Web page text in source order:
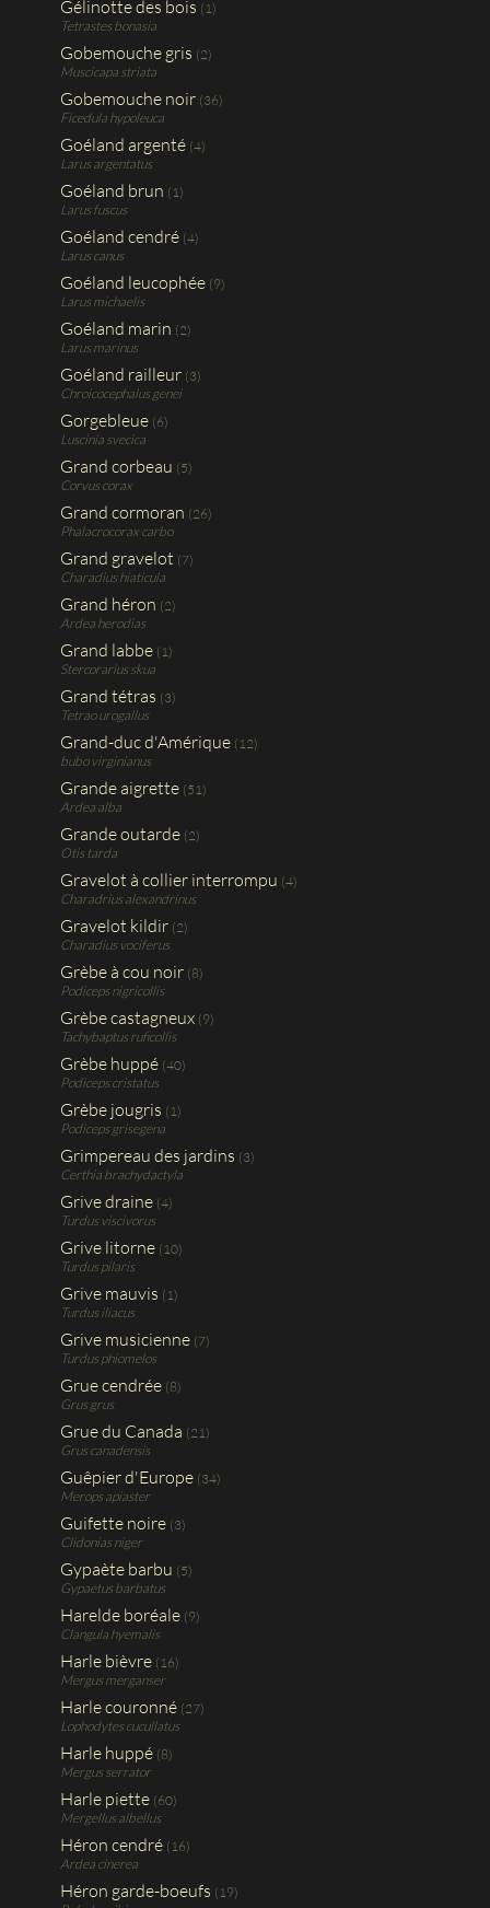
Gélinotte des bois (1)
Tetrastes bonasia
Gobemouche gris (2)
Muscicapa striata
Gobemouche noir (36)
Ficedula hypoleuca
Goéland argenté (4)
Larus argentatus
Goéland brun (1)
Larus fuscus
Goéland cendré (4)
Larus canus
Goéland leucophée (9)
Larus michaelis
Goéland marin (2)
Larus marinus
Goéland railleur (3)
Chroicocephalus genei
Gorgebleue (6)
Luscinia svecica
Grand corbeau (5)
Corvus corax
Grand cormoran (26)
Phalacrocorax carbo
Grand gravelot (7)
Charadius hiaticula
Grand héron (2)
Ardea herodias
Grand labbe (1)
Stercorarius skua
Grand tétras (3)
Tetrao urogallus
Grand-duc d'Amérique (12)
bubo virginianus
Grande aigrette (51)
Ardea alba
Grande outarde (2)
Otis tarda
Gravelot à collier interrompu (4)
Charadrius alexandrinus
Gravelot kildir (2)
Charadius vociferus
Grèbe à cou noir (8)
Podiceps nigricollis
Grèbe castagneux (9)
Tachybaptus ruficollis
Grèbe huppé (40)
Podiceps cristatus
Grèbe jougris (1)
Podiceps grisegena
Grimpereau des jardins (3)
Certhia brachydactyla
Grive draine (4)
Turdus viscivorus
Grive litorne (10)
Turdus pilaris
Grive mauvis (1)
Turdus iliacus
Grive musicienne (7)
Turdus phiomelos
Grue cendrée (8)
Grus grus
Grue du Canada (21)
Grus canadensis
Guêpier d'Europe (34)
Merops apiaster
Guifette noire (3)
Clidonias niger
Gypaète barbu (5)
Gypaetus barbatus
Harelde boréale (9)
Clangula hyemalis
Harle bièvre (16)
Mergus merganser
Harle couronné (27)
Lophodytes cucullatus
Harle huppé (8)
Mergus serrator
Harle piette (60)
Mergellus albellus
Héron cendré (16)
Ardea cinerea
Héron garde-boeufs (19)